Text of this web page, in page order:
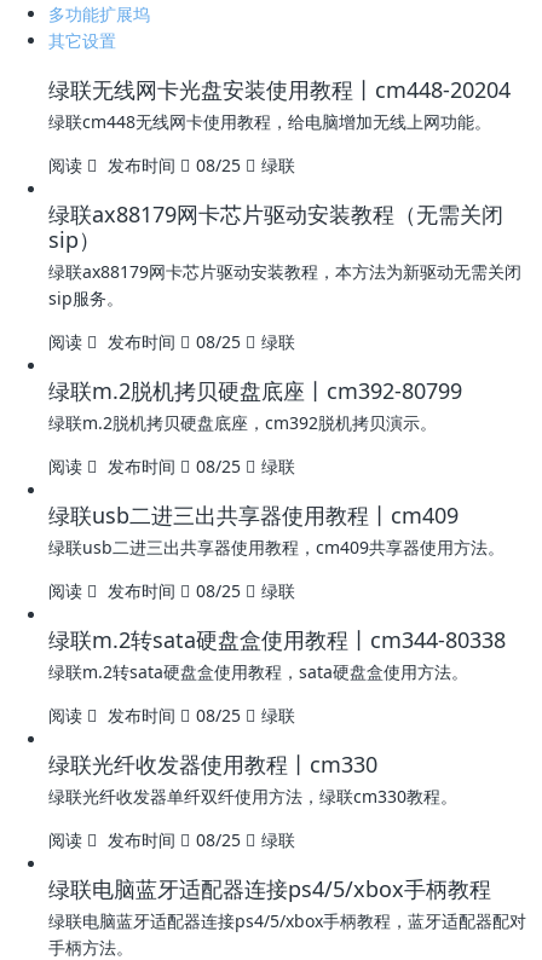
多功能扩展坞
其它设置
绿联无线网卡光盘安装使用教程丨cm448-20204
绿联cm448无线网卡使用教程，给电脑增加无线上网功能。
阅读
发布时间 08/25 绿联
绿联ax88179网卡芯片驱动安装教程（无需关闭
sip）
绿联ax88179网卡芯片驱动安装教程，本方法为新驱动无需关闭
sip服务。
阅读
发布时间 08/25 绿联
绿联m.2脱机拷贝硬盘底座丨cm392-80799
绿联m.2脱机拷贝硬盘底座，cm392脱机拷贝演示。
阅读
发布时间 08/25 绿联
绿联usb二进三出共享器使用教程丨cm409
绿联usb二进三出共享器使用教程，cm409共享器使用方法。
阅读
发布时间 08/25 绿联
绿联m.2转sata硬盘盒使用教程丨cm344-80338
绿联m.2转sata硬盘盒使用教程，sata硬盘盒使用方法。
阅读
发布时间 08/25 绿联
绿联光纤收发器使用教程丨cm330
绿联光纤收发器单纤双纤使用方法，绿联cm330教程。
阅读
发布时间 08/25 绿联
绿联电脑蓝牙适配器连接ps4/5/xbox手柄教程
绿联电脑蓝牙适配器连接ps4/5/xbox手柄教程，蓝牙适配器配对
手柄方法。